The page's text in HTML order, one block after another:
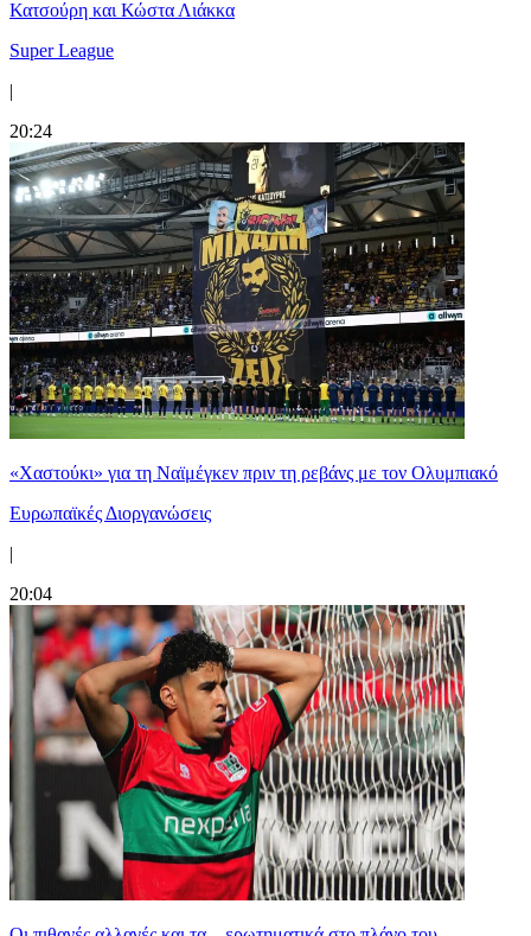
Κατσούρη και Κώστα Λιάκκα
Super League
|
20:24
«Χαστούκι» για τη Ναϊμέγκεν πριν τη ρεβάνς με τον Ολυμπιακό
Ευρωπαϊκές Διοργανώσεις
|
20:04